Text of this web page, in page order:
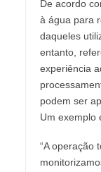
De acordo
à água para
daqueles
entanto,
experiência
podem ser
Um exemplo
“A operação